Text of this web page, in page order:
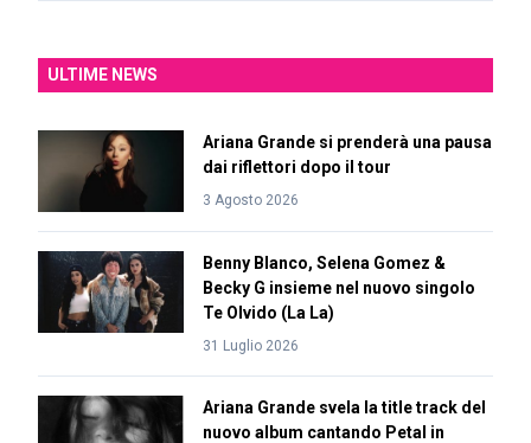
ULTIME NEWS
Ariana Grande si prenderà una pausa
dai riflettori dopo il tour
3 Agosto 2026
Benny Blanco, Selena Gomez &
Becky G insieme nel nuovo singolo
Te Olvido (La La)
31 Luglio 2026
Ariana Grande svela la title track del
nuovo album cantando Petal in